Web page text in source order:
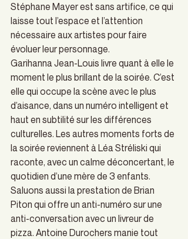
Stéphane Mayer est sans artifice, ce qui
laisse tout l’espace et l’attention
nécessaire aux artistes pour faire
évoluer leur personnage.
Garihanna Jean-Louis livre quant à elle le
moment le plus brillant de la soirée. C’est
elle qui occupe la scène avec le plus
d’aisance, dans un numéro intelligent et
haut en subtilité sur les différences
culturelles. Les autres moments forts de
la soirée reviennent à Léa Stréliski qui
raconte, avec un calme déconcertant, le
quotidien d’une mère de 3 enfants.
Saluons aussi la prestation de Brian
Piton qui offre un anti-numéro sur une
anti-conversation avec un livreur de
pizza. Antoine Durochers manie tout